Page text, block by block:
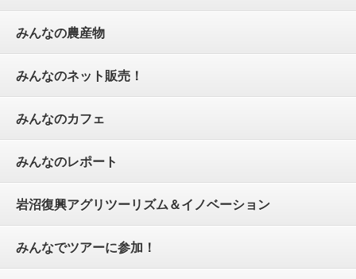
みんなの農産物
みんなのネット販売！
みんなのカフェ
みんなのレポート
岩沼復興アグリツーリズム＆イノベーション
みんなでツアーに参加！